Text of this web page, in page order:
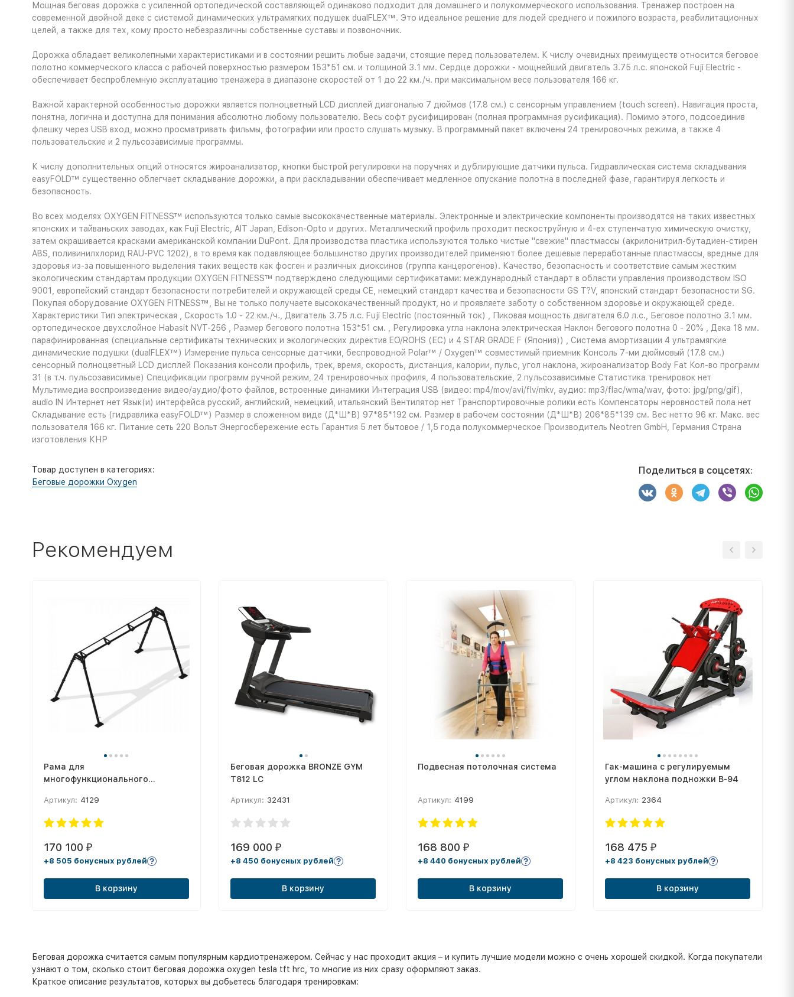
Мощная беговая дорожка с усиленной ортопедической составляющей одинаково подходит для домашнего и полукоммерческого использования. Тренажер построен на
современной двойной деке с системой динамических ультрамягких подушек dualFLEX™. Это идеальное решение для людей среднего и пожилого возраста, реабилитационных
целей, а также для тех, кому просто небезразличны собственные суставы и позвоночник.
Дорожка обладает великолепными характеристиками и в состоянии решить любые задачи, стоящие перед пользователем. К числу очевидных преимуществ относится беговое
полотно коммерческого класса с рабочей поверхностью размером 153*51 см. и толщиной 3.1 мм. Сердце дорожки - мощнейший двигатель 3.75 л.с. японской Fuji Electric -
обеспечивает беспроблемную эксплуатацию тренажера в диапазоне скоростей от 1 до 22 км./ч. при максимальном весе пользователя 166 кг.
Важной характерной особенностью дорожки является полноцветный LCD дисплей диагональю 7 дюймов (17.8 см.) с сенсорным управлением (touch screen). Навигация проста,
понятна, логична и доступна для понимания абсолютно любому пользователю. Весь софт русифицирован (полная программная русификация). Помимо этого, подсоединив
флешку через USB вход, можно просматривать фильмы, фотографии или просто слушать музыку. В программный пакет включены 24 тренировочных режима, а также 4
пользовательские и 2 пульсозависимые программы.
К числу дополнительных опций относятся жироанализатор, кнопки быстрой регулировки на поручнях и дублирующие датчики пульса. Гидравлическая система складывания
easyFOLD™ существенно облегчает складывание дорожки, а при раскладывании обеспечивает медленное опускание полотна в последней фазе, гарантируя легкость и
безопасность.
Во всех моделях OXYGEN FITNESS™ используются только самые высококачественные материалы. Электронные и электрические компоненты производятся на таких известных
японских и тайваньских заводах, как Fuji Electric, AIT Japan, Edison-Opto и других. Металлический профиль проходит пескоструйную и 4-ех ступенчатую химическую очистку,
затем окрашивается красками американской компании DuPont. Для производства пластика используются только чистые "свежие" пластмассы (акрилонитрил-бутадиен-стирен
ABS, поливинилхлорид RAU-PVC 1202), в то время как подавляющее большинство других производителей применяют более дешевые переработанные пластмассы, вредные для
здоровья из-за повышенного выделения таких веществ как фосген и различных диоксинов (группа канцерогенов). Качество, безопасность и соответствие самым жестким
экологическим стандартам продукции OXYGEN FITNESS™ подтверждено следующими сертификатами: международный стандарт в области управления производством ISO
9001, европейский стандарт безопасности потребителей и окружающей среды CE, немецкий стандарт качества и безопасности GS T?V, японский стандарт безопасности SG.
Покупая оборудование OXYGEN FITNESS™, Вы не только получаете высококачественный продукт, но и проявляете заботу о собственном здоровье и окружающей среде.
Характеристики Тип электрическая , Скорость 1.0 - 22 км./ч., Двигатель 3.75 л.с. Fuji Electric (постоянный ток) , Пиковая мощность двигателя 6.0 л.с., Беговое полотно 3.1 мм.
ортопедическое двухслойное Habasit NVT-256 , Размер бегового полотна 153*51 см. , Регулировка угла наклона электрическая Наклон бегового полотна 0 - 20% , Дека 18 мм.
парафинированная (специальные сертификаты технических и экологических директив EO/ROHS (ЕС) и 4 STAR GRADE F (Япония)) , Система амортизации 4 ультрамягкие
динамические подушки (dualFLEX™) Измерение пульса сенсорные датчики, беспроводной Polar™ / Oxygen™ совместимый приемник Консоль 7-ми дюймовый (17.8 см.)
сенсорный полноцветный LCD дисплей Показания консоли профиль, трек, время, скорость, дистанция, калории, пульс, угол наклона, жироанализатор Body Fat Кол-во программ
31 (в т.ч. пульсозависимые) Спецификации программ ручной режим, 24 тренировочных профиля, 4 пользовательские, 2 пульсозависимые Статистика тренировок нет
Мультимедиа воспроизведение видео/аудио/фото файлов, встроенные динамики Интеграция USB (видео: mp4/mov/avi/flv/mkv, аудио: mp3/flac/wma/wav, фото: jpg/png/gif),
audio IN Интернет нет Язык(и) интерфейса русский, английский, немецкий, итальянский Вентилятор нет Транспортировочные ролики есть Компенсаторы неровностей пола нет
Складывание есть (гидравлика easyFOLD™) Размер в сложенном виде (Д*Ш*В) 97*85*192 см. Размер в рабочем состоянии (Д*Ш*В) 206*85*139 см. Вес нетто 96 кг. Макс. вес
пользователя 166 кг. Питание сеть 220 Вольт Энергосбережение есть Гарантия 5 лет бытовое / 1,5 года полукоммерческое Производитель Neotren GmbH, Германия Страна
изготовления КНР
Товар доступен в категориях:
Беговые дорожки Oxygen
Поделиться в соцсетях:
Рекомендуем
Рама для
многофункционального
№1
Артикул: 4129
170 100 ₽
+8 505 бонусных рублей
В корзину
Беговая дорожка BRONZE GYM
T812 LC
Артикул: 32431
169 000₽
+8 450 бонусных рублей
В корзину
Подвесная потолочная система
Артикул: 4199
168 800 ₽
+8 440 бонусных рублей
В корзину
Гак-машина с регулируемым
углом наклона подножки B-94
Артикул: 2364
168 475 ₽
+8 423 бонусных рублей
В корзину
Беговая дорожка считается самым популярным кардиотренажером. Сейчас у нас проходит акция – и купить лучшие модели можно с очень хорошей скидкой. Когда покупатели
узнают о том, сколько стоит беговая дорожка oxygen tesla tft hrc, то многие из них сразу оформляют заказ.
Краткое описание результатов, которых вы добьетесь благодаря тренировкам: